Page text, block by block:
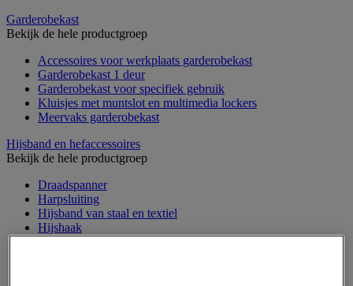
Garderobekast
Bekijk de hele productgroep
Accessoires voor werkplaats garderobekast
Garderobekast 1 deur
Garderobekast voor specifiek gebruik
Kluisjes met muntslot en multimedia lockers
Meervaks garderobekast
Hijsband en hefaccessoires
Bekijk de hele productgroep
Draadspanner
Harpsluiting
Hijsband van staal en textiel
Hijshaak
Hijsklem